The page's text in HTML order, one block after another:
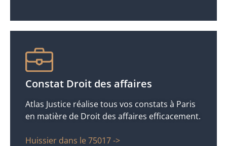
Constat Droit des affaires
Atlas Justice réalise tous vos constats à Paris
en matière de Droit des affaires efficacement.
Huissier dans le 75017 ->